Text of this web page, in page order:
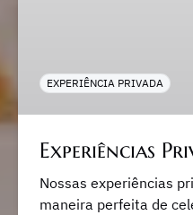
EXPERIÊNCIA PRIVADA
Experiências
Nossas experiências
maneira perfeita de